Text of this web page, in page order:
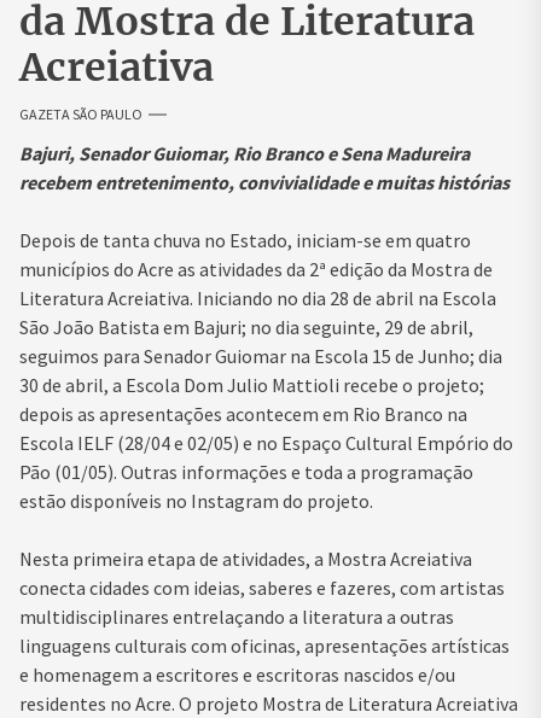
da Mostra de Literatura
Acreiativa
GAZETA SÃO PAULO
Bajuri, Senador Guiomar, Rio Branco e Sena Madureira
recebem entretenimento, convivialidade e muitas histórias
Depois de tanta chuva no Estado, iniciam-se em quatro
municípios do Acre as atividades da 2ª edição da Mostra de
Literatura Acreiativa. Iniciando no dia 28 de abril na Escola
São João Batista em Bajuri; no dia seguinte, 29 de abril,
seguimos para Senador Guiomar na Escola 15 de Junho; dia
30 de abril, a Escola Dom Julio Mattioli recebe o projeto;
depois as apresentações acontecem em Rio Branco na
Escola IELF (28/04 e 02/05) e no Espaço Cultural Empório do
Pão (01/05). Outras informações e toda a programação
estão disponíveis no Instagram do projeto.
Nesta primeira etapa de atividades, a Mostra Acreiativa
conecta cidades com ideias, saberes e fazeres, com artistas
multidisciplinares entrelaçando a literatura a outras
linguagens culturais com oficinas, apresentações artísticas
e homenagem a escritores e escritoras nascidos e/ou
residentes no Acre. O projeto Mostra de Literatura Acreiativa